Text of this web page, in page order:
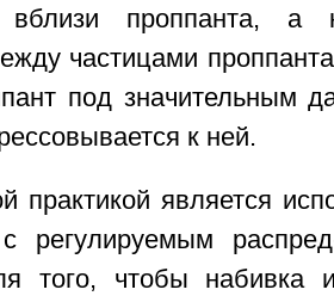
вблизи проппанта, а
частицами
под значительным
к ней.
практикой является
с регулируемым
того, чтобы набивка